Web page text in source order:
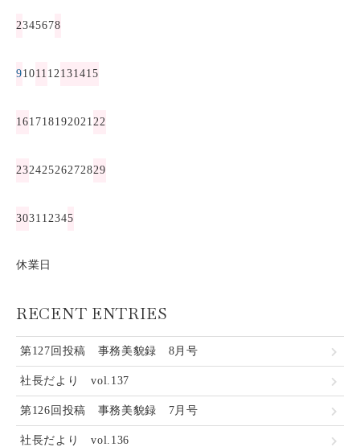
2345678
91011 12131415
16171819202122
23242526272829
3031 12345
休業日
RECENT ENTRIES
第127回投稿 事務美貌録 8月号
社長だより vol.137
第126回投稿 事務美貌録 7月号
社長だより vol.136